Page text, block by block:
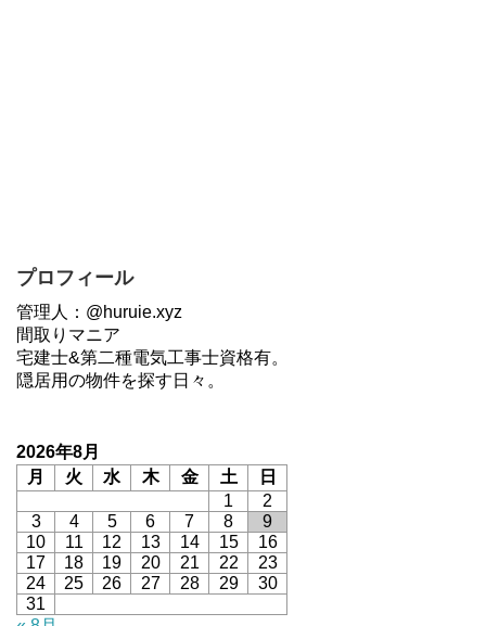
プロフィール
管理人：@huruie.xyz
間取りマニア
宅建士&第二種電気工事士資格有。
隠居用の物件を探す日々。
2026年8月
月
火 水 木 金 土
日
1
2
3
4 5 6 7 8
9
10
11 12 13 14 15
16
17
18 19 20 21 22
23
24
25 26 27 28 29
30
31